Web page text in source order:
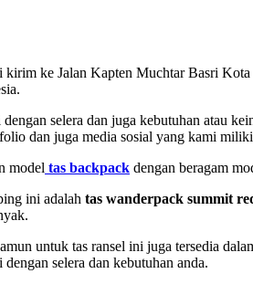
kirim ke Jalan Kapten Muchtar Basri
selera dan juga kebutuhan atau
dan juga media sosial yang kami
model tas backpack dengan beragam
ini adalah tas wanderpack summit
untuk tas ransel ini juga tersedia
selera dan kebutuhan anda.